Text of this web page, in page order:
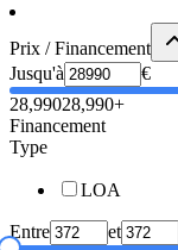
Prix / Financement
Jusqu'à
€
28,99028,990+
Financement
Type
LOA
Entre et